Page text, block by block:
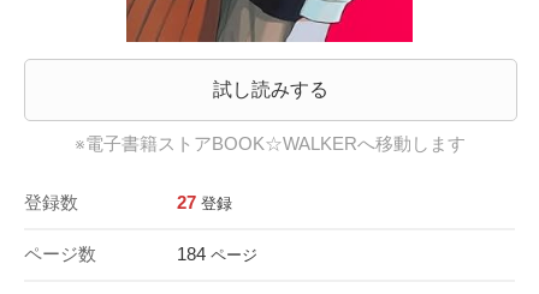
試し読みする
※電子書籍ストアBOOK☆WALKERへ移動します
登録数 27 登録
ページ数 184 ページ